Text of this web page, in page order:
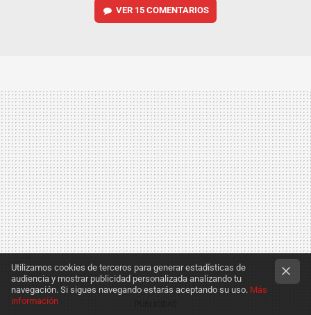
VER 15 COMENTARIOS
Utilizamos cookies de terceros para generar estadísticas de
audiencia y mostrar publicidad personalizada analizando tu
navegación. Si sigues navegando estarás aceptando su uso. Más
información